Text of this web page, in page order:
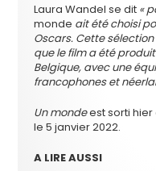
Laura Wandel se dit «
monde ait été choisi
Oscars. Cette
que le film a été
Belgique, avec une
francophones et
Un mondeest sorti hier
le 5 janvier 2022.
A LIRE AUSSI